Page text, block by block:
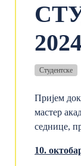
Студентске
Пријем
мастер
седнице,
10.